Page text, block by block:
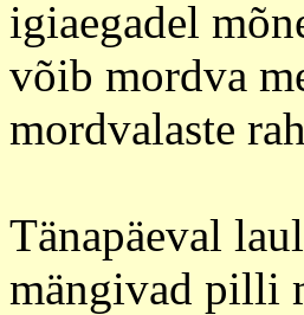
igiaegadel
võib mordva
mordvalaste
Tänapäeval
mängivad pilli